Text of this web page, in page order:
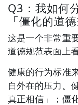
Q3：我如何
「僵化的道
这是一个非常重
道德规范表面上
健康的行为标准
自外在的压力。
真正相信」；僵